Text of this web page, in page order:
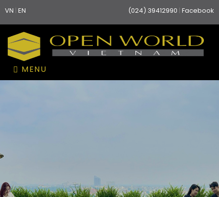
VN EN (024) 39412990 Facebook
MENU